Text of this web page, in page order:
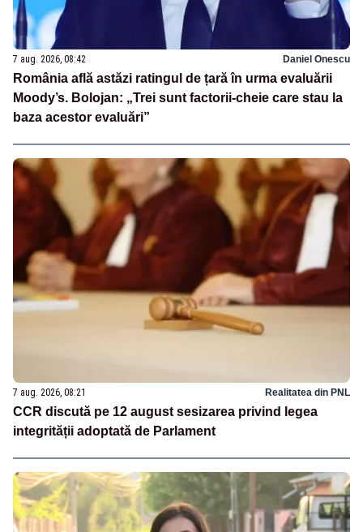
7 aug. 2026, 08:42 Daniel Onescu
România află astăzi ratingul de țară în urma evaluării
Moody’s. Bolojan: „Trei sunt factorii-cheie care stau la
baza acestor evaluări”
7 aug. 2026, 08:21 Realitatea din PNL
CCR discută pe 12 august sesizarea privind legea
integrității adoptată de Parlament